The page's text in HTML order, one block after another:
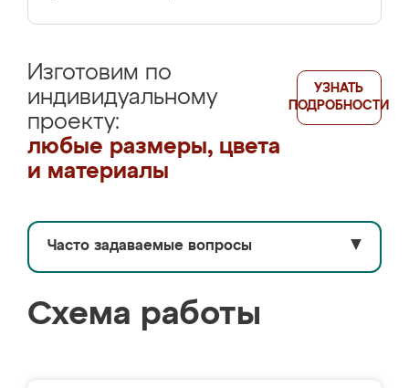
Изготовим по
индивидуальному
проекту:
любые размеры, цвета
и материалы
УЗНАТЬ
ПОДРОБНОСТИ
Часто задаваемые вопросы ▼
Схема работы